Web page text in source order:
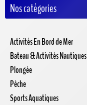
Nos catégories
Activités En Bord de Mer
Bateau & Activités Nautiques
Plongée
Pêche
Sports Aquatiques